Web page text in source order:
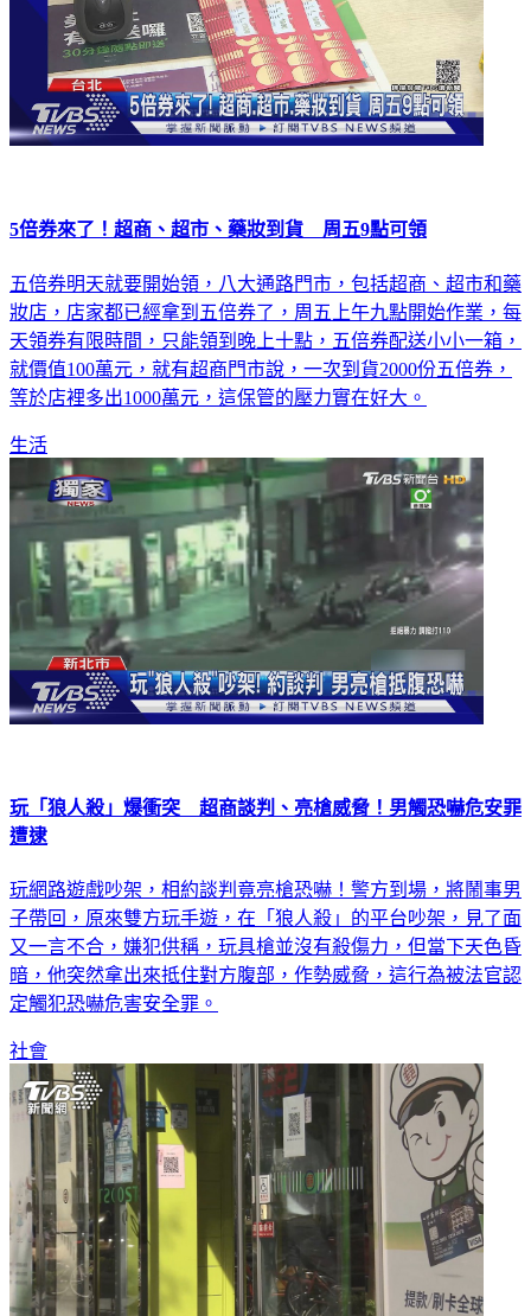
5倍券來了！超商、超市、藥妝到貨 周五9點可領
五倍券明天就要開始領，八大通路門市，包括超商、超市和藥
妝店，店家都已經拿到五倍券了，周五上午九點開始作業，每
天領券有限時間，只能領到晚上十點，五倍券配送小小一箱，
就價值100萬元，就有超商門市說，一次到貨2000份五倍券，
等於店裡多出1000萬元，這保管的壓力實在好大。
生活
玩「狼人殺」爆衝突 超商談判、亮槍威脅！男觸恐嚇危安罪
遭逮
玩網路遊戲吵架，相約談判竟亮槍恐嚇！警方到場，將鬧事男
子帶回，原來雙方玩手遊，在「狼人殺」的平台吵架，見了面
又一言不合，嫌犯供稱，玩具槍並沒有殺傷力，但當下天色昏
暗，他突然拿出來抵住對方腹部，作勢威脅，這行為被法官認
定觸犯恐嚇危害安全罪。
社會